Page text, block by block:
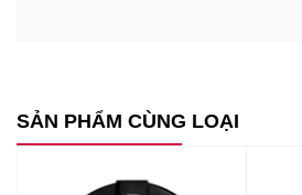
SẢN PHẨM CÙNG LOẠI